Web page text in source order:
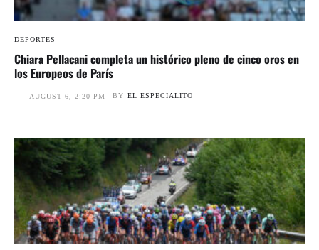
DEPORTES
Chiara Pellacani completa un histórico pleno de cinco oros en
los Europeos de París
AUGUST 6, 2:20 PM BY EL ESPECIALITO